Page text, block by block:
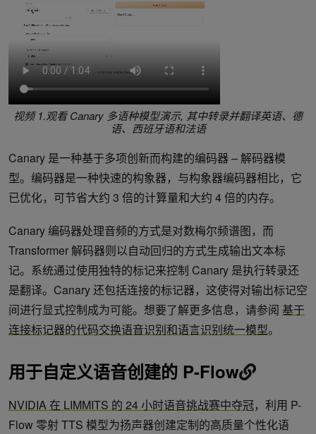
视频 1.观看 Canary 多语种模型演示, 其中转录并翻译英语、德
语、西班牙语和法语
Canary 是一种基于多项创新而构建的编码器 – 解码器模
型。编码器是一种快速的构象器，与构象器编码器相比，它
已优化，可节省大约 3 倍的计算量和大约 4 倍的内存。
Canary 编码器处理音频的方式是对数梅尔频谱图，而
Transformer 解码器则以自动回归的方式生成输出文本标
记。系统通过使用独特的标记来控制 Canary 是执行转录还
是翻译。Canary 还包括连接的标记器，这使得对输出标记空
间进行显式控制成为可能。想要了解更多信息，请参阅 基于
连接标记器的代码交换语音识别和语言识别统一模型。
用于自定义语音创建的 P-Flow
NVIDIA 在 LIMMITS 的 24 小时语音挑战赛中夺冠，利用 P-
Flow 零射 TTS 模型为扬声器创建定制的高质量个性化语